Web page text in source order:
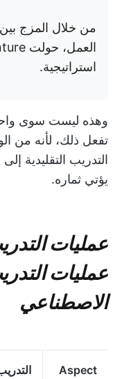
من خلال المزج بين
استراتيجية.
وهذه ليست سوى
تفعل ذلك، لأنه من
التدريب التقليدية
يؤتي ثماره.
عمليات
عمليات
الاصطناعي
Aspect